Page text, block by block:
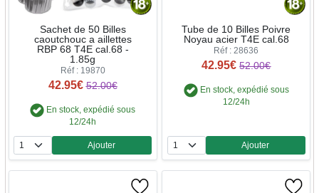
Sachet de 50 Billes
caoutchouc a aillettes
RBP 68 T4E cal.68 -
1.85g
Réf : 19870
42.95€ 52.00€
En stock, expédié sous
12/24h
Quantité
Ajouter
Tube de 10 Billes Poivre
Noyau acier T4E cal.68
Réf : 28636
42.95€ 52.00€
En stock, expédié sous
12/24h
Quantité
Ajouter